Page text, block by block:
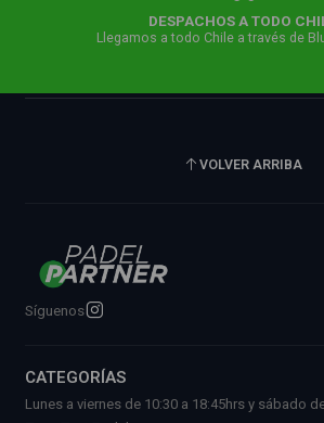
DESPACHOS A TODO
Llegamos a todo Chile a través de
VOLVER ARRIBA
Síguenos
CATEGORÍAS
Lunes a viernes de 10:30 a 18:45hrs y sábado